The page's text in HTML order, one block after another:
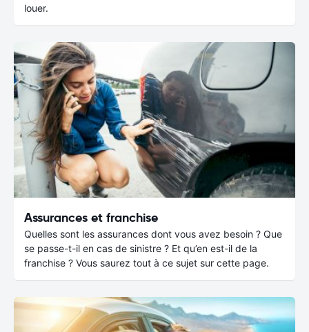
louer.
Assurances et franchise
Quelles sont les assurances dont vous avez besoin ? Que
se passe-t-il en cas de sinistre ? Et qu’en est-il de la
franchise ? Vous saurez tout à ce sujet sur cette page.